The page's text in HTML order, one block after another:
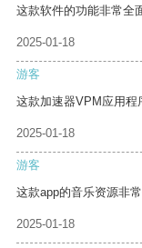
这款软件的功能非常全
2025-01-18
游客
这款加速器VPM应用程
2025-01-18
游客
这款app的音乐资源非
2025-01-18